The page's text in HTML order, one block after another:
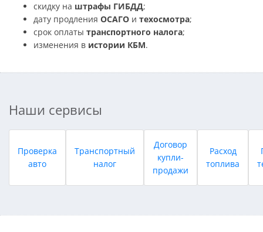
скидку на штрафы ГИБДД;
дату продления ОСАГО и техосмотра;
срок оплаты транспортного налога;
изменения в истории КБМ.
Наши сервисы
Проверка
авто
Транспортный
налог
Договор
купли-
продажи
Расход
топлива